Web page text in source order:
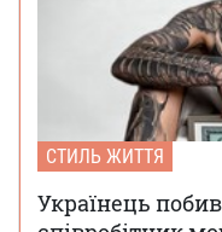
СТИЛЬ ЖИТТЯ
Українець